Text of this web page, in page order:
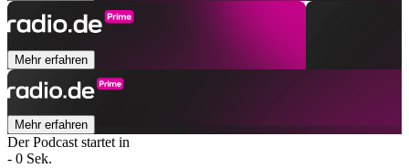
Mehr erfahren
Mehr erfahren
Der Podcast startet in
- 0 Sek.